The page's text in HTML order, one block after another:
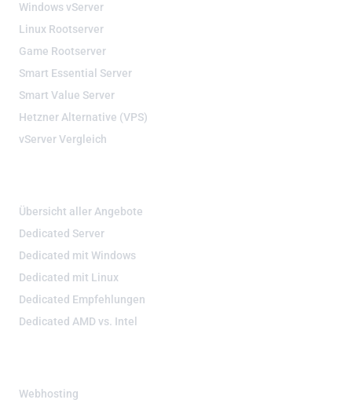
Windows vServer
Linux Rootserver
Game Rootserver
Smart Essential Server
Smart Value Server
Hetzner Alternative (VPS)
vServer Vergleich
Übersicht aller Angebote
Dedicated Server
Dedicated mit Windows
Dedicated mit Linux
Dedicated Empfehlungen
Dedicated AMD vs. Intel
Webhosting